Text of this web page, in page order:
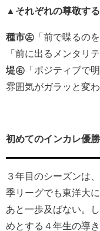
▲ それぞれの尊敬す
種市㊧ 「前で喋るの
「前に出るメンタリ
堤㊨ 「ポジティブで
雰囲気がガラッと変わ
初めてのインカレ優
３年目のシーズンは
季リーグでも東洋大
あと一歩及ばない。
めとする４年生の導